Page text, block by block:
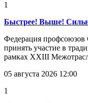
1
Быстрее! Выше!
Федерация профсоюзов
принять участие в
рамках XXIII
05 августа 2026 12:00
1